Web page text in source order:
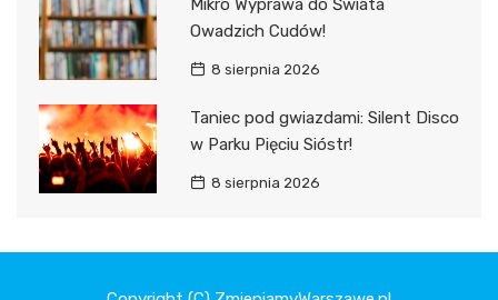
Mikro Wyprawa do Świata
Owadzich Cudów!
8 sierpnia 2026
Taniec pod gwiazdami: Silent Disco
w Parku Pięciu Sióstr!
8 sierpnia 2026